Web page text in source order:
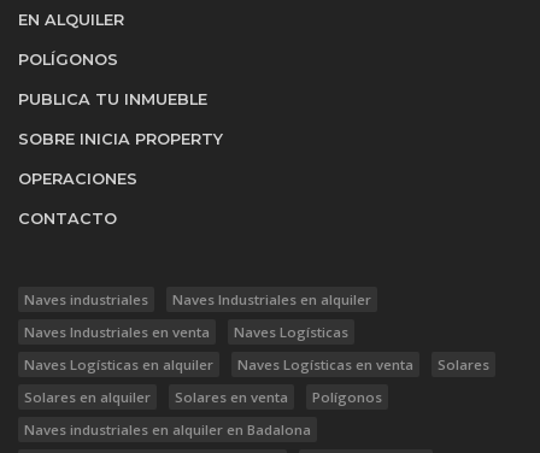
EN ALQUILER
POLÍGONOS
PUBLICA TU INMUEBLE
SOBRE INICIA PROPERTY
OPERACIONES
CONTACTO
Naves industriales
Naves Industriales en alquiler
Naves Industriales en venta
Naves Logísticas
Naves Logísticas en alquiler
Naves Logísticas en venta
Solares
Solares en alquiler
Solares en venta
Polígonos
Naves industriales en alquiler en Badalona